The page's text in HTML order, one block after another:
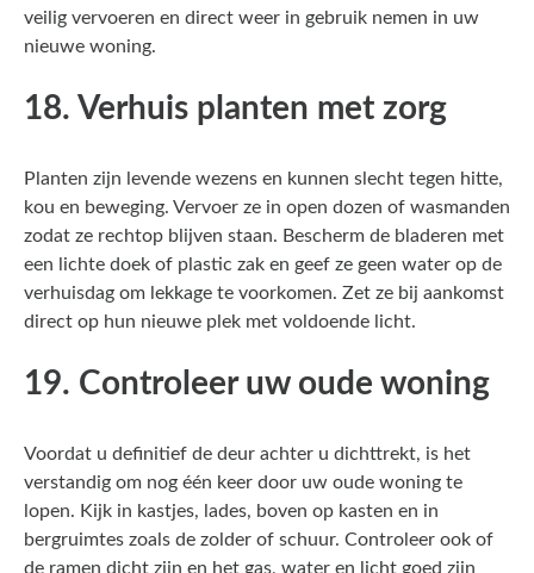
veilig vervoeren en direct weer in gebruik nemen in uw
nieuwe woning.
18. Verhuis planten met zorg
Planten zijn levende wezens en kunnen slecht tegen hitte,
kou en beweging. Vervoer ze in open dozen of wasmanden
zodat ze rechtop blijven staan. Bescherm de bladeren met
een lichte doek of plastic zak en geef ze geen water op de
verhuisdag om lekkage te voorkomen. Zet ze bij aankomst
direct op hun nieuwe plek met voldoende licht.
19. Controleer uw oude woning
Voordat u definitief de deur achter u dichttrekt, is het
verstandig om nog één keer door uw oude woning te
lopen. Kijk in kastjes, lades, boven op kasten en in
bergruimtes zoals de zolder of schuur. Controleer ook of
de ramen dicht zijn en het gas, water en licht goed zijn